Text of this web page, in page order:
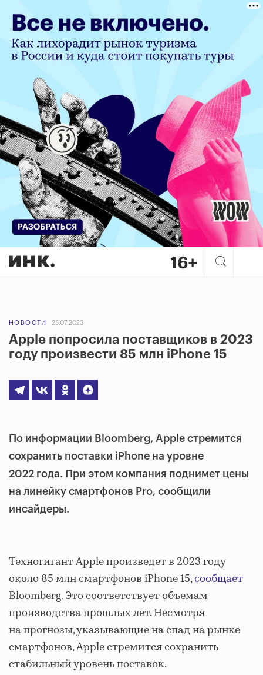
НОВОСТИ 25.07.2023
Apple попросила поставщиков в 2023
году произвести 85 млн iPhone 15
По информации Bloomberg, Apple стремится
сохранить поставки iPhone на уровне
2022 года. При этом компания поднимет цены
на линейку смартфонов Pro, сообщили
инсайдеры.
Техногигант Apple произведет в 2023 году
около 85 млн смартфонов iPhone 15,сообщает
Bloomberg. Это соответствует объемам
производства прошлых лет. Несмотря
на прогнозы, указывающие на спад на рынке
смартфонов, Apple стремится сохранить
стабильный уровень поставок.